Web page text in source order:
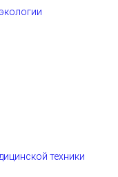
техники